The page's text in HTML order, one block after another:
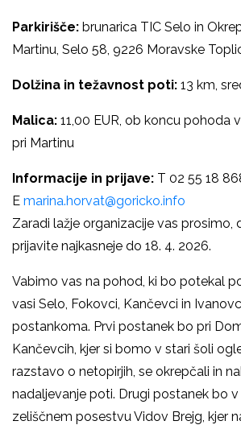
Parkirišče: brunarica TIC Selo in
Martinu, Selo 58, 9226 Moravske
Dolžina in težavnost poti: 13 km,
Malica: 11,00 EUR, ob koncu pohoda
pri Martinu
Informacije in prijave: T 02 55 18
E marina.horvat@goricko.info
Zaradi lažje organizacije vas prosimo,
prijavite najkasneje do 18. 4. 2026.
Vabimo vas na pohod, ki bo potekal
vasi Selo, Fokovci, Kančevci in
postankoma. Prvi postanek bo pri
Kančevcih, kjer si bomo v stari šoli
razstavo o netopirjih, se okrepčali in
nadaljevanje poti. Drugi postanek bo
zeliščnem posestvu Vidov Brejg, kjer